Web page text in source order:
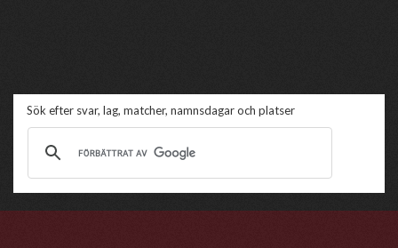
Sök efter svar, lag, matcher, namnsdagar och platser